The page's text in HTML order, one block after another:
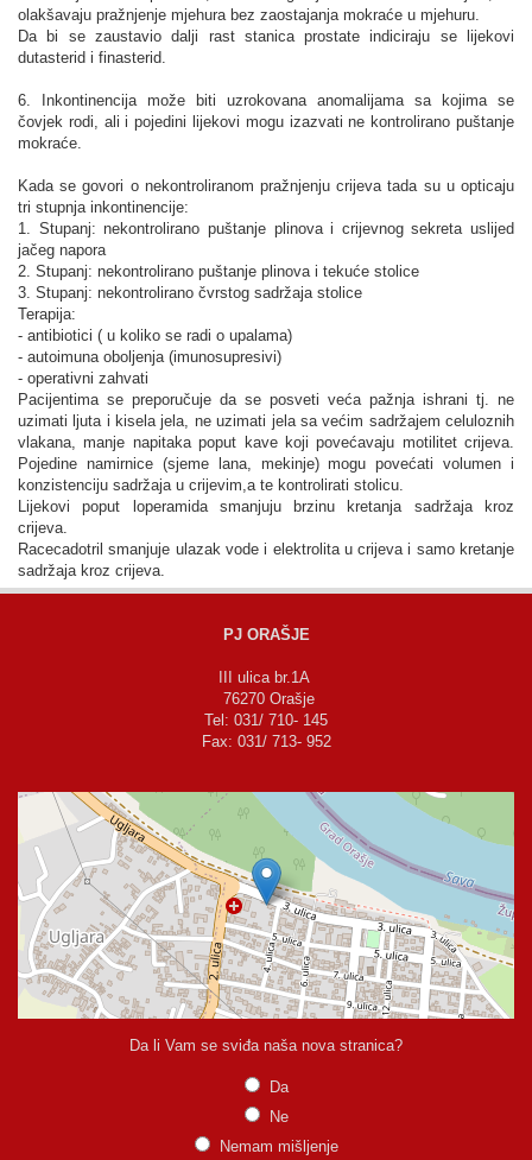
olakšavaju pražnjenje mjehura bez zaostajanja mokraće u mjehuru.
Da bi se zaustavio dalji rast stanica prostate indiciraju se lijekovi
dutasterid i finasterid.
6. Inkontinencija može biti uzrokovana anomalijama sa kojima se
čovjek rodi, ali i pojedini lijekovi mogu izazvati ne kontrolirano puštanje
mokraće.
Kada se govori o nekontroliranom pražnjenju crijeva tada su u opticaju
tri stupnja inkontinencije:
1. Stupanj: nekontrolirano puštanje plinova i crijevnog sekreta uslijed
jačeg napora
2. Stupanj: nekontrolirano puštanje plinova i tekuće stolice
3. Stupanj: nekontrolirano čvrstog sadržaja stolice
Terapija:
- antibiotici ( u koliko se radi o upalama)
- autoimuna oboljenja (imunosupresivi)
- operativni zahvati
Pacijentima se preporučuje da se posveti veća pažnja ishrani tj. ne
uzimati ljuta i kisela jela, ne uzimati jela sa većim sadržajem celuloznih
vlakana, manje napitaka poput kave koji povećavaju motilitet crijeva.
Pojedine namirnice (sjeme lana, mekinje) mogu povećati volumen i
konzistenciju sadržaja u crijevim,a te kontrolirati stolicu.
Lijekovi poput loperamida smanjuju brzinu kretanja sadržaja kroz
crijeva.
Racecadotril smanjuje ulazak vode i elektrolita u crijeva i samo kretanje
sadržaja kroz crijeva.
PJ ORAŠJE
III ulica br.1A
76270 Orašje
Tel: 031/ 710- 145
Fax: 031/ 713- 952
Da li Vam se sviđa naša nova stranica?
Da
Ne
Nemam mišljenje